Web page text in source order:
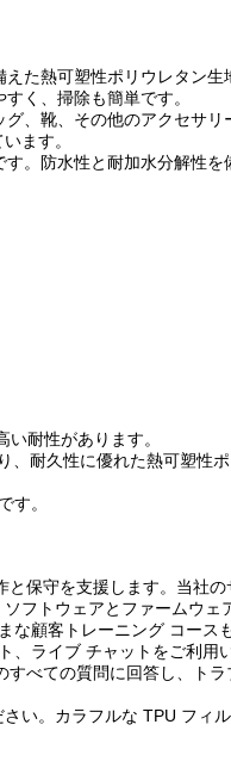
た熱可塑性ポリウレタン生
く、掃除も簡単です。
、靴、その他のアクセサリ
ます。
。防水性と耐加水分解性を
耐性があります。
、耐久性に優れた熱可塑性
す。
保守を支援します。当社
フトウェアとファームウェ
顧客トレーニング コース
ライブ チャットをご利用
べての質問に回答し、ト
い。カラフルな TPU フィ